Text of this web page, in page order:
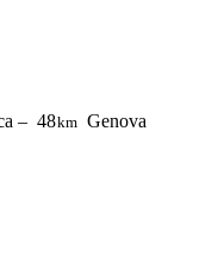
– 48km Genova